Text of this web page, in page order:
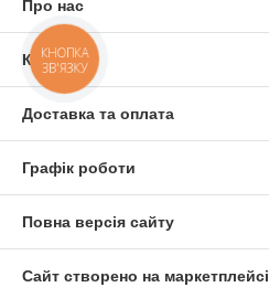
Про нас
Контакти
Доставка та оплата
Графік роботи
Повна версія сайту
Сайт створено на маркетплейсі
КНОПКА
ЗВ'ЯЗКУ